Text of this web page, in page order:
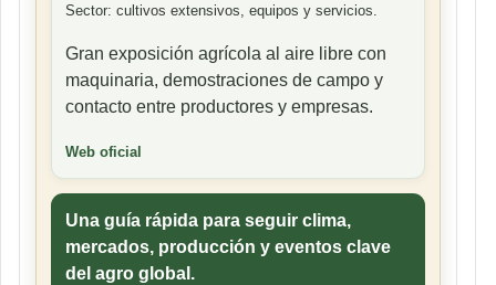
Sector: cultivos extensivos, equipos y servicios.
Gran exposición agrícola al aire libre con
maquinaria, demostraciones de campo y
contacto entre productores y empresas.
Web oficial
Una guía rápida para seguir clima,
mercados, producción y eventos clave
del agro global.